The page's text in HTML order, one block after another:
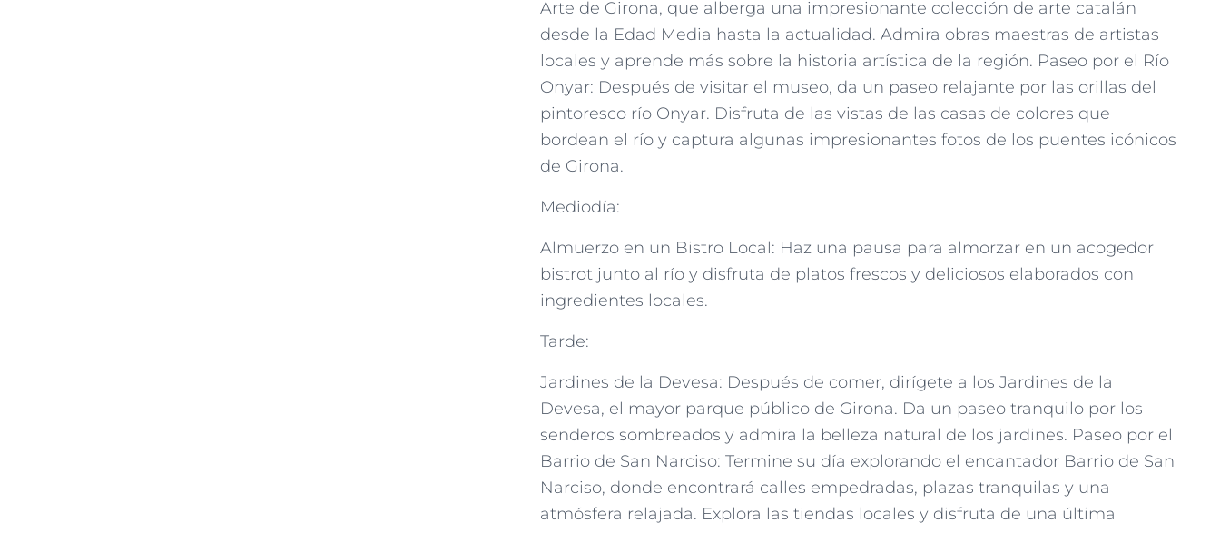
Arte de Girona, que alberga una impresionante colección de arte catalán
desde la Edad Media hasta la actualidad. Admira obras maestras de artistas
locales y aprende más sobre la historia artística de la región. Paseo por el Río
Onyar: Después de visitar el museo, da un paseo relajante por las orillas del
pintoresco río Onyar. Disfruta de las vistas de las casas de colores que
bordean el río y captura algunas impresionantes fotos de los puentes icónicos
de Girona.
Mediodía:
Almuerzo en un Bistro Local: Haz una pausa para almorzar en un acogedor
bistrot junto al río y disfruta de platos frescos y deliciosos elaborados con
ingredientes locales.
Tarde:
Jardines de la Devesa: Después de comer, dirígete a los Jardines de la
Devesa, el mayor parque público de Girona. Da un paseo tranquilo por los
senderos sombreados y admira la belleza natural de los jardines. Paseo por el
Barrio de San Narciso: Termine su día explorando el encantador Barrio de San
Narciso, donde encontrará calles empedradas, plazas tranquilas y una
atmósfera relajada. Explora las tiendas locales y disfruta de una última